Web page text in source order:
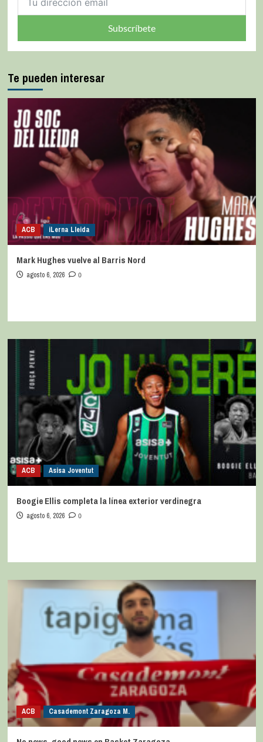
Subscríbete
Te pueden interesar
ACB iLerna Lleida
Mark Hughes vuelve al Barris Nord
agosto 6, 2026 0
ACB Asisa Joventut
Boogie Ellis completa la línea exterior verdinegra
agosto 6, 2026 0
ACB Casademont Zaragoza M.